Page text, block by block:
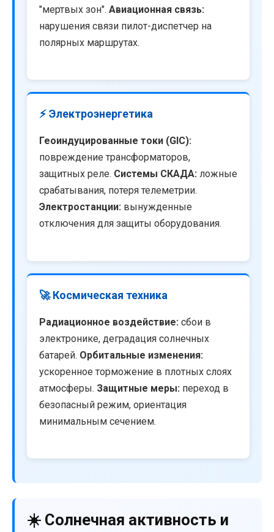
"мертвых зон". Авиационная связь:
нарушения связи пилот-диспетчер на
полярных маршрутах.
⚡ Электроэнергетика
Геоиндуцированные токи (GIC):
повреждение трансформаторов,
защитных реле. Системы СКАДА: ложные
срабатывания, потеря телеметрии.
Электростанции: вынужденные
отключения для защиты оборудования.
🚀 Космическая техника
Радиационное воздействие: сбои в
электронике, деградация солнечных
батарей. Орбитальные изменения:
ускоренное торможение в плотных слоях
атмосферы. Защитные меры: переход в
безопасный режим, ориентация
минимальным сечением.
☀️ Солнечная активность и